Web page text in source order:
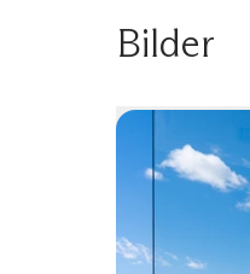
Bilder